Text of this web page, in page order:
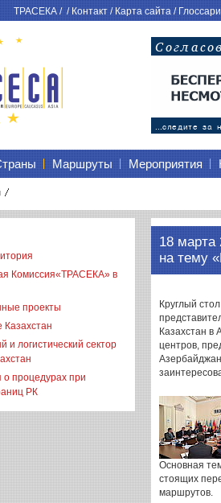
ТРАСЕКА/ /Контакт/Карта сайта/
Маршруты Мероприятия
Комиссия«ТРАСЕКА» в
проекты
Казахстан
и логистический сектор
процедурах при
РК
18 марта
на тему
Круглый
Казахстан в
центров,
Основная
стоящих
маршрутов.